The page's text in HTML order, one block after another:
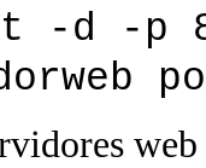
-d -p